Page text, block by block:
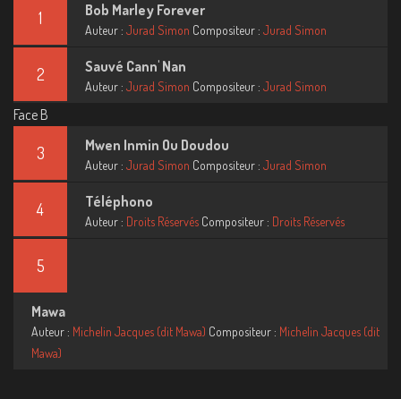
1 Bob Marley Forever
Auteur : Jurad Simon Compositeur : Jurad Simon
2 Sauvé Cann' Nan
Auteur : Jurad Simon Compositeur : Jurad Simon
Face B
3 Mwen Inmin Ou Doudou
Auteur : Jurad Simon Compositeur : Jurad Simon
4 Téléphono
Auteur : Droits Réservés Compositeur : Droits Réservés
5
Mawa
Auteur : Michelin Jacques (dit Mawa) Compositeur : Michelin Jacques (dit
Mawa)